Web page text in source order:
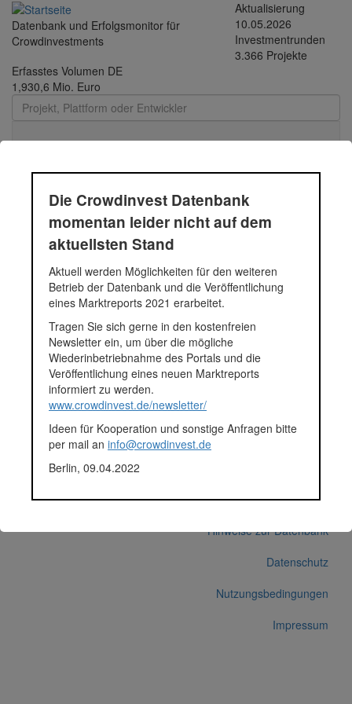
Direkt zum Inhalt
Datenbank und Erfolgsmonitor für
Crowdinvestments
Aktualisierung
10.05.2026
Investmentrunden
3.366 Projekte
Erfasstes Volumen DE
1,930,6 Mio. Euro
Toggle
Durchschnittsprojekt
05.-12.2018 - 246 |
Funding Circle Kredit |
2018
Durchschnittsprojekt 05.-12.2018
Fundingsumme
Finanziert in
2018
Anlagestatus
Nicht ausgewiesen
Plattform
Funding Circle
Hinweise zur Datenbank
Datenschutz
Nutzungsbedingungen
Impressum
Die Crowdinvest Datenbank
momentan leider nicht auf dem
aktuellsten Stand
Aktuell werden Möglichkeiten für den weiteren
Betrieb der Datenbank und die Veröffentlichung
eines Marktreports 2021 erarbeitet.
Tragen Sie sich gerne in den kostenfreien
Newsletter ein, um über die mögliche
Wiederinbetriebnahme des Portals und die
Veröffentlichung eines neuen Marktreports
informiert zu werden.
www.crowdinvest.de/newsletter/
Ideen für Kooperation und sonstige Anfragen bitte
per mail an info@crowdinvest.de
Berlin, 09.04.2022